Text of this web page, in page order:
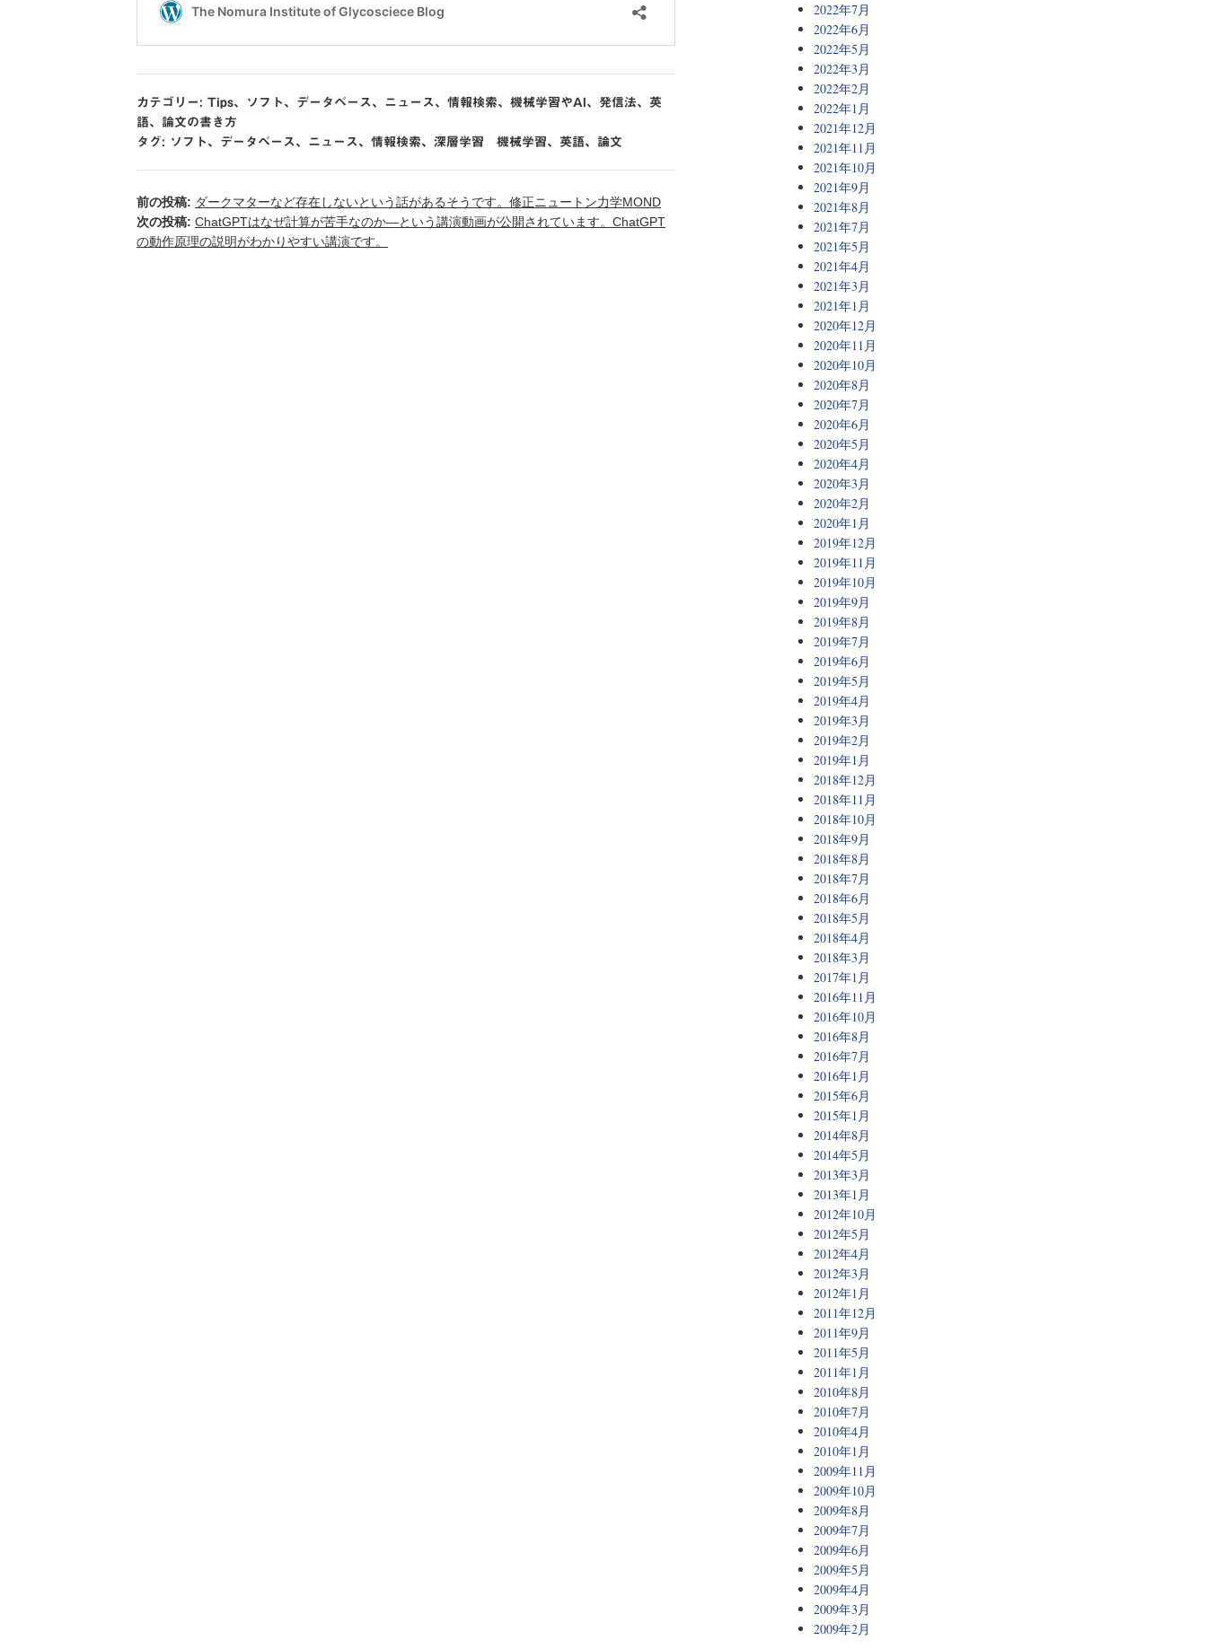
カテゴリー: Tips、 ソフト 、 データベース 、 ニュース 、 情報検索、 機械学習やAI 、 発信法、 英
語、 論文の書き方
タグ: ソフト 、 データベース 、 ニュース 、 情報検索、 深層学習 機械学習、 英語、 論文
前の投稿: ダークマターなど存在しないという話があるそうです。修正ニュートン力学MOND
次の投稿: ChatGPTはなぜ計算が苦手なのか―という講演動画が公開されています。ChatGPT
の動作原理の説明がわかりやすい講演です。
2022年7月
2022年6月
2022年5月
2022年3月
2022年2月
2022年1月
2021年12月
2021年11月
2021年10月
2021年9月
2021年8月
2021年7月
2021年5月
2021年4月
2021年3月
2021年1月
2020年12月
2020年11月
2020年10月
2020年8月
2020年7月
2020年6月
2020年5月
2020年4月
2020年3月
2020年2月
2020年1月
2019年12月
2019年11月
2019年10月
2019年9月
2019年8月
2019年7月
2019年6月
2019年5月
2019年4月
2019年3月
2019年2月
2019年1月
2018年12月
2018年11月
2018年10月
2018年9月
2018年8月
2018年7月
2018年6月
2018年5月
2018年4月
2018年3月
2017年1月
2016年11月
2016年10月
2016年8月
2016年7月
2016年1月
2015年6月
2015年1月
2014年8月
2014年5月
2013年3月
2013年1月
2012年10月
2012年5月
2012年4月
2012年3月
2012年1月
2011年12月
2011年9月
2011年5月
2011年1月
2010年8月
2010年7月
2010年4月
2010年1月
2009年11月
2009年10月
2009年8月
2009年7月
2009年6月
2009年5月
2009年4月
2009年3月
2009年2月